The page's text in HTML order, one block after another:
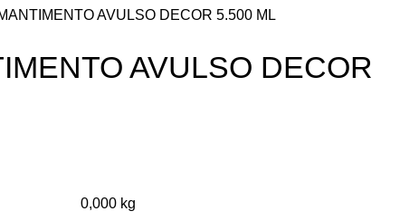
AVULSO DECOR 5.500 ML
AVULSO DECOR
0,000 kg